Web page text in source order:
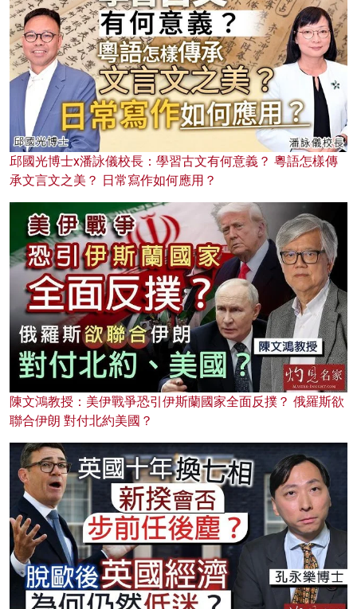
邱國光博士x潘詠儀校長：學習古文有何意義？ 粵語怎樣傳
承文言文之美？ 日常寫作如何應用？
陳文鴻教授：美伊戰爭恐引伊斯蘭國家全面反撲？ 俄羅斯欲
聯合伊朗 對付北約美國？